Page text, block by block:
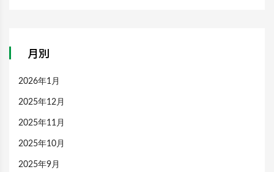
月別
2026年1月
2025年12月
2025年11月
2025年10月
2025年9月